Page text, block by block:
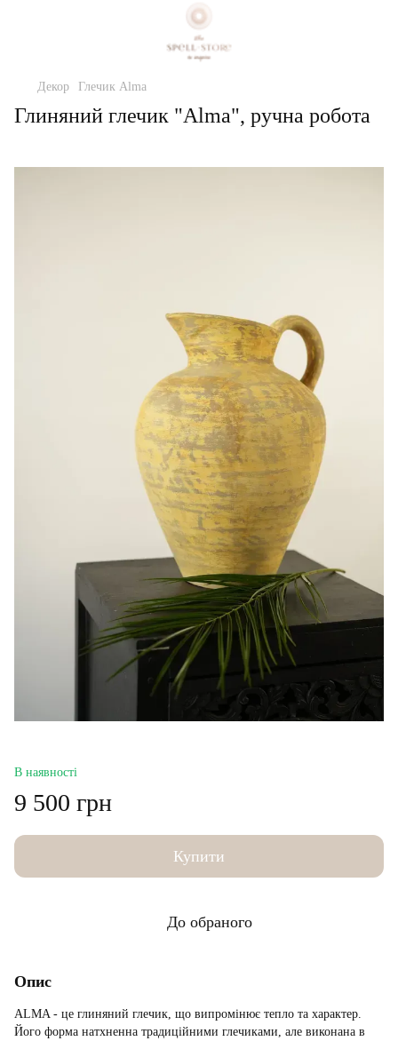
Декор Глечик Alma
Глиняний глечик "Alma", ручна робота
В наявності
9 500 грн
Купити
До обраного
Опис
ALMA - це глиняний глечик, що випромінює тепло та характер.
Його форма натхненна традиційними глечиками, але виконана в